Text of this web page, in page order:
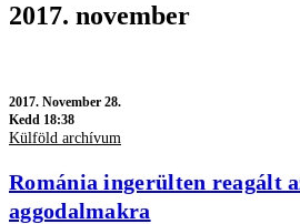
2017. november
2017. November 28.
Kedd 18:38
Külföld archívum
Románia ingerülten reagált
aggodalmakra